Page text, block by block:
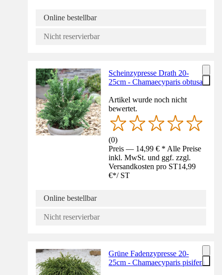
Online bestellbar
Nicht reservierbar
Scheinzypresse Drath 20-
25cm - Chamaecyparis obtusa
Artikel wurde noch nicht
bewertet.
(0)
Preis — 14,99 € * Alle Preise
inkl. MwSt. und ggf. zzgl.
Versandkosten pro ST14,99
€*/ ST
Online bestellbar
Nicht reservierbar
Grüne Fadenzypresse 20-
25cm - Chamaecyparis pisifera